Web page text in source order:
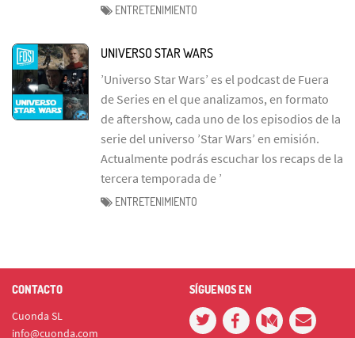
ENTRETENIMIENTO
UNIVERSO STAR WARS
’Universo Star Wars’ es el podcast de Fuera
de Series en el que analizamos, en formato
de aftershow, cada uno de los episodios de la
serie del universo ’Star Wars’ en emisión.
Actualmente podrás escuchar los recaps de la
tercera temporada de ’
ENTRETENIMIENTO
CONTACTO
Cuonda SL
info@cuonda.com
SÍGUENOS EN